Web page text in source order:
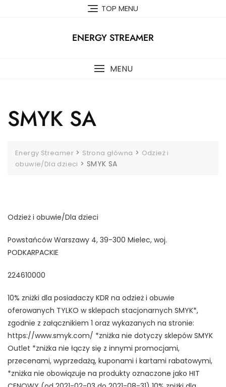
TOP MENU
ENERGY STREAMER
MENU
SMYK SA
Energy Streamer > Strona główna > Odzież i
obuwie/Dla dzieci >SMYK SA
Odzież i obuwie/Dla dzieci
Powstańców Warszawy 4, 39-300 Mielec, woj.
PODKARPACKIE
224610000
10% zniżki dla posiadaczy KDR na odzież i obuwie
oferowanych TYLKO w sklepach stacjonarnych SMYK*,
zgodnie z załącznikiem 1 oraz wykazanych na stronie:
https://www.smyk.com/ *zniżka nie dotyczy sklepów SMYK
Outlet *zniżka nie łączy się z innymi promocjami,
przecenami, wyprzedażą, kuponami i kartami rabatowymi,
*zniżka nie obowiązuje na produkty oznaczone jako HIT